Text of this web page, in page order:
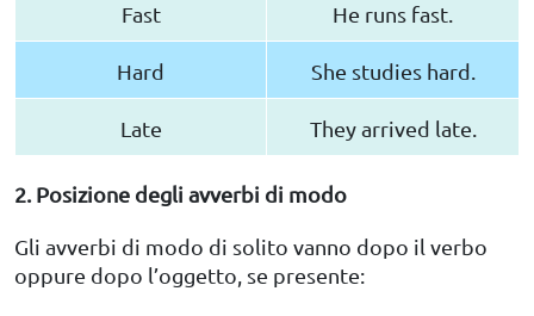
Fast He runs fast.
Hard She studies hard.
Late They arrived late.
2. Posizione degli avverbi di modo
Gli avverbi di modo di solito vanno dopo il verbo
oppure dopo l’oggetto, se presente: